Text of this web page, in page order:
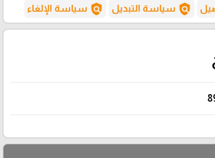
policy سياسة التبديل policy سياسة الإلغاء